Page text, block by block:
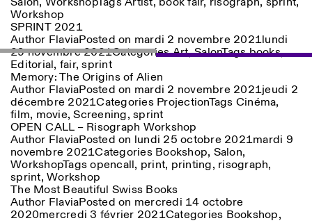
Facebook Instagram Linkedin Vimeo
Privacy Policy
Jeudi: 14h30–20h00
VISITES GUIDÉES:
Seulement sur rendez-vous
Tarif: 10€ par personne
Pour réservations:
visite@istitutosvizzero.it
Animaux non admis
Length
1
> 1
Workshop
SPRINT 2021
Author FlaviaPosted on mardi 2 novembre 2021lundi
29 novembre 2021CategoriesArt,SalonTagsbooks,
Editorial, fair,sprint
Memory: The Origins of Alien
Author FlaviaPosted on mardi 2 novembre 2021jeudi 2
décembre 2021Categories ProjectionTags Cinéma,
film, movie,Screening, sprint
OPEN CALL – Risograph Workshop
Author FlaviaPosted on lundi 25 octobre 2021mardi 9
novembre 2021Categories Bookshop, Salon,
WorkshopTagsopencall, print, printing, risograph,
sprint, Workshop
The Most Beautiful Swiss Books
Author FlaviaPosted on mercredi 14 octobre
2020mercredi 3 février 2021Categories Bookshop,